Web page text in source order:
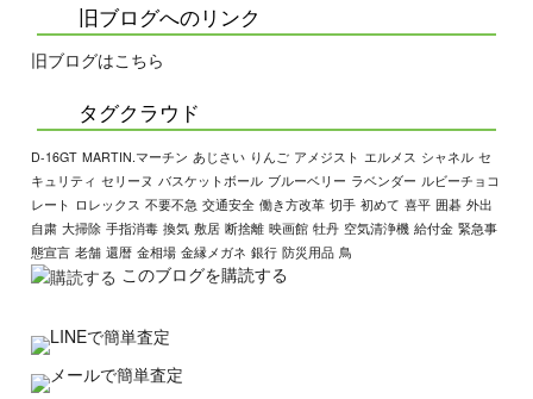
旧ブログへのリンク
旧ブログはこちら
タグクラウド
D-16GT MARTIN.マーチン あじさい りんご アメジスト エルメス シャネル セ
キュリティ セリーヌ バスケットボール ブルーベリー ラベンダー ルビーチョコ
レート ロレックス 不要不急 交通安全 働き方改革 切手 初めて 喜平 囲碁 外出
自粛 大掃除 手指消毒 換気 敷居 断捨離 映画館 牡丹 空気清浄機 給付金 緊急事
態宣言 老舗 還暦 金相場 金縁メガネ 銀行 防災用品 鳥
このブログを購読する